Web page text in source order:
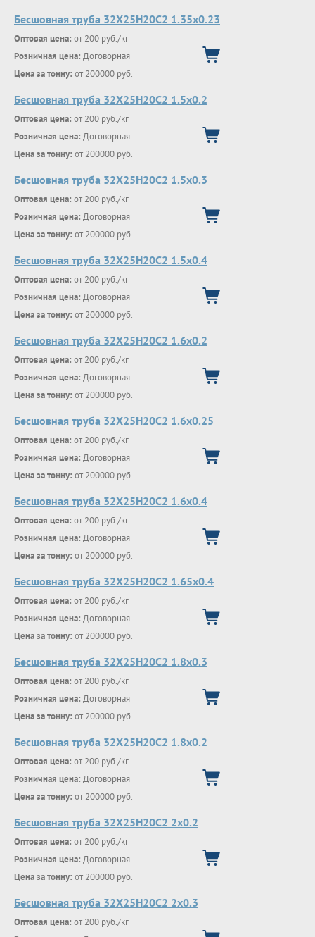
Бесшовная труба 32Х25Н20С2 1.35х0.23
Оптовая цена: от 200 руб./кг
Розничная цена: Договорная
Цена за тонну: от 200000 руб.
Бесшовная труба 32Х25Н20С2 1.5х0.2
Оптовая цена: от 200 руб./кг
Розничная цена: Договорная
Цена за тонну: от 200000 руб.
Бесшовная труба 32Х25Н20С2 1.5х0.3
Оптовая цена: от 200 руб./кг
Розничная цена: Договорная
Цена за тонну: от 200000 руб.
Бесшовная труба 32Х25Н20С2 1.5х0.4
Оптовая цена: от 200 руб./кг
Розничная цена: Договорная
Цена за тонну: от 200000 руб.
Бесшовная труба 32Х25Н20С2 1.6х0.2
Оптовая цена: от 200 руб./кг
Розничная цена: Договорная
Цена за тонну: от 200000 руб.
Бесшовная труба 32Х25Н20С2 1.6х0.25
Оптовая цена: от 200 руб./кг
Розничная цена: Договорная
Цена за тонну: от 200000 руб.
Бесшовная труба 32Х25Н20С2 1.6х0.4
Оптовая цена: от 200 руб./кг
Розничная цена: Договорная
Цена за тонну: от 200000 руб.
Бесшовная труба 32Х25Н20С2 1.65х0.4
Оптовая цена: от 200 руб./кг
Розничная цена: Договорная
Цена за тонну: от 200000 руб.
Бесшовная труба 32Х25Н20С2 1.8х0.3
Оптовая цена: от 200 руб./кг
Розничная цена: Договорная
Цена за тонну: от 200000 руб.
Бесшовная труба 32Х25Н20С2 1.8х0.2
Оптовая цена: от 200 руб./кг
Розничная цена: Договорная
Цена за тонну: от 200000 руб.
Бесшовная труба 32Х25Н20С2 2х0.2
Оптовая цена: от 200 руб./кг
Розничная цена: Договорная
Цена за тонну: от 200000 руб.
Бесшовная труба 32Х25Н20С2 2х0.3
Оптовая цена: от 200 руб./кг